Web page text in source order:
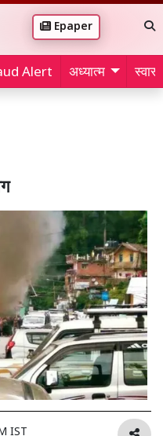
Epaper
Alert अध्यात्म
IST